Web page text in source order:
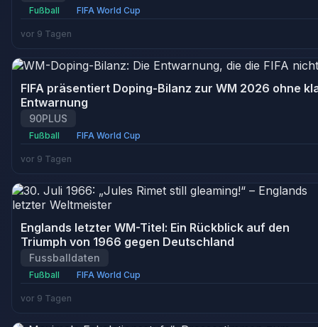
Fußball FIFA World Cup
vor 9 Tagen
FIFA präsentiert Doping-Bilanz zur WM 2026 ohne
Entwarnung
90PLUS
Fußball FIFA World Cup
vor 9 Tagen
Englands letzter WM-Titel: Ein Rückblick auf den
Triumph von 1966 gegen Deutschland
Fussballdaten
Fußball FIFA World Cup
vor 9 Tagen